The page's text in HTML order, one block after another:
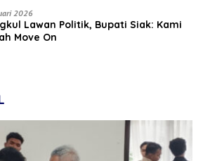
2026
Lawan Politik, Bupati Siak: Kami
Move On